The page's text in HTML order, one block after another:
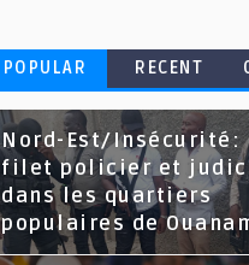
POPULAR RECENT
Nord-Est/Insécurité:
filet policier et
dans les quartiers
populaires de